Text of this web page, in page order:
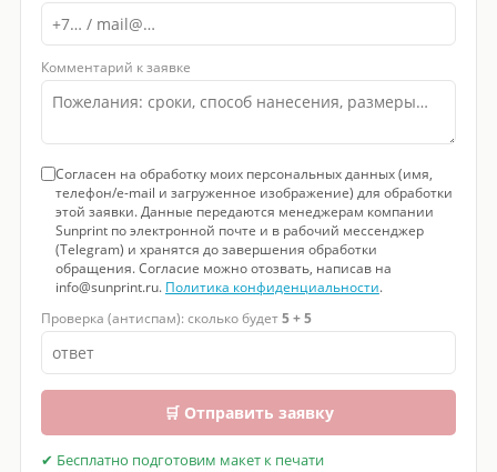
Комментарий к заявке
Согласен на обработку моих персональных данных (имя,
телефон/e-mail и загруженное изображение) для обработки
этой заявки. Данные передаются менеджерам компании
Sunprint по электронной почте и в рабочий мессенджер
(Telegram) и хранятся до завершения обработки
обращения. Согласие можно отозвать, написав на
info@sunprint.ru. Политика конфиденциальности.
Проверка (антиспам): сколько будет5 + 5
🛒 Отправить заявку
✔ Бесплатно подготовим макет к печати